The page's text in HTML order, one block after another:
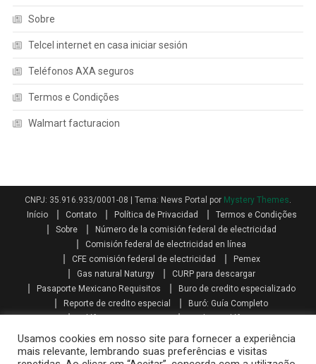
Sobre
Telcel internet en casa iniciar sesión
Teléfonos AXA seguros
Termos e Condições
Walmart facturacion
CNPJ: 35.916.933/0001-08 Tema: News Portal por Mystery Themes.
Início
Contato Política de Privacidad
Termos e Condições
Sobre
Número de la comisión federal de electricidad
Comisión federal de electricidad en línea
CFE comisión federal de electricidad
Pemex
Gas natural Naturgy
CURP para descargar
Pasaporte Mexicano Requisitos
Buro de credito especializado
Reporte de credito especial
Buró: Guía Completo
Como se calcula el aguinaldo
Aguinaldo por Ley
Aguinaldo
Como se calcula la prima vacacional
Primas vacacionales
Usamos cookies em nosso site para fornecer a experiência
mais relevante, lembrando suas preferências e visitas